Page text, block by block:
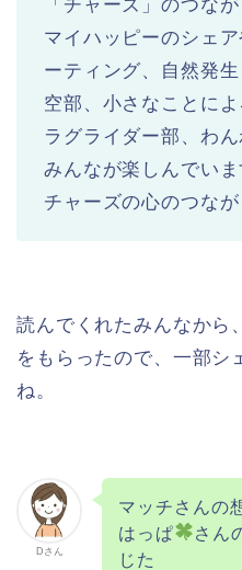
「チャーズ」のつな
マイハッピーのシェ
ーティング、自然発
空部、小さなことに
ラグライダー部、わ
みんなが楽しんでいま
チャーズの心のつな
読んでくれたみんなから
をもらったので、一部シ
ね。
Dさん
マッチさんの
はっぱ
さん
じた